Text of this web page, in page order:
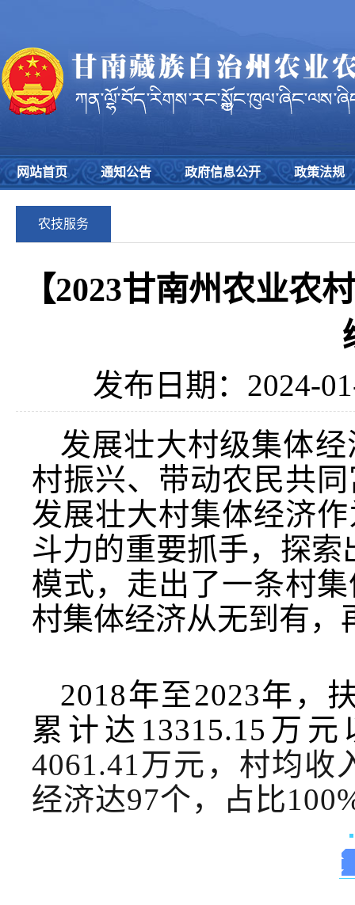
网站首页 通知公告 政府信息公开 政策法规
农技服务
【2023甘南州农业
发布日期：2024-
发展壮大村级集体
村振兴、带动农民共
发展壮大村集体经济
斗力的重要抓手，探索
模式，走出了一条村
村集体经济从无到有，
2018年至2023年，
累计达13315.15万
4061.41万元，村均收
经济达97个，占比